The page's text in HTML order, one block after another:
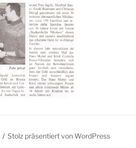
Stolz präsentiert von WordPress